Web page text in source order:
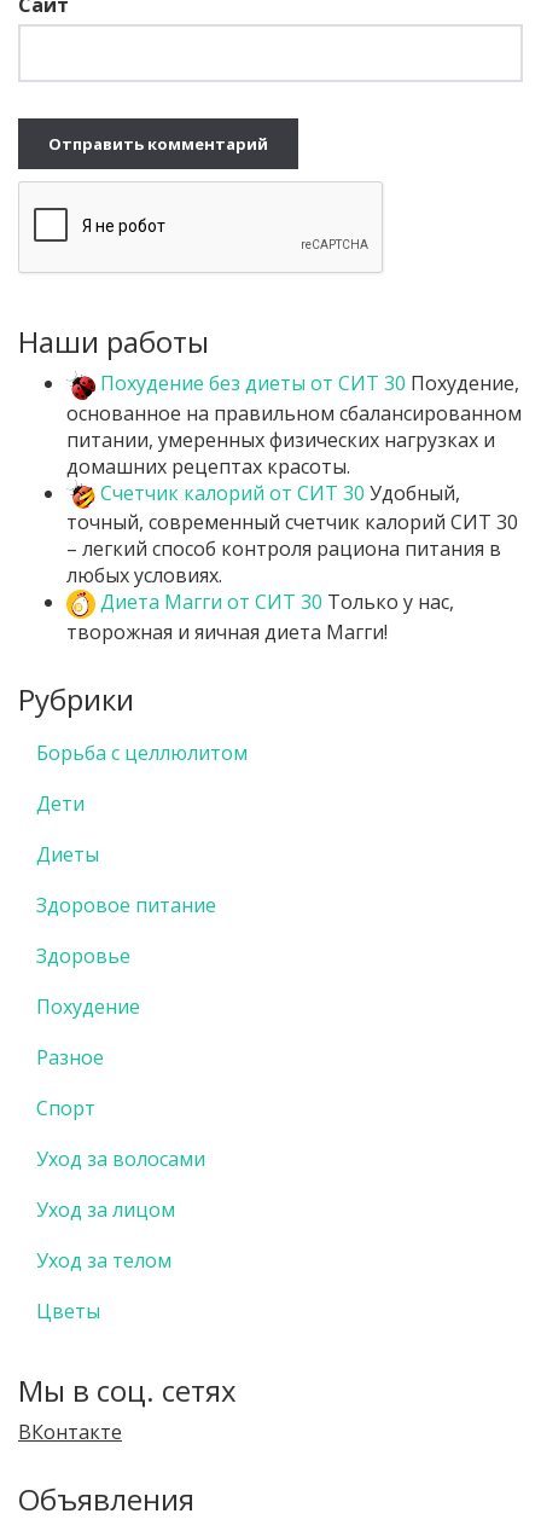
Наши работы
Похудение без диеты от СИТ 30 Похудение,
основанное на правильном сбалансированном
питании, умеренных физических нагрузках и
домашних рецептах красоты.
Счетчик калорий от СИТ 30 Удобный,
точный, современный счетчик калорий СИТ 30
– легкий способ контроля рациона питания в
любых условиях.
Диета Магги от СИТ 30 Только у нас,
творожная и яичная диета Магги!
Рубрики
Борьба с целлюлитом
Дети
Диеты
Здоровое питание
Здоровье
Похудение
Разное
Спорт
Уход за волосами
Уход за лицом
Уход за телом
Цветы
Мы в соц. сетях
ВКонтакте
Объявления